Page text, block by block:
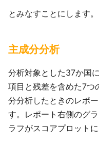
とみなすことにします。
主成分分析
分析対象とした37か国
項目と残差を含めた7つ
分分析したときのレポ
す。レポート右側のグ
ラフがスコアプロットに